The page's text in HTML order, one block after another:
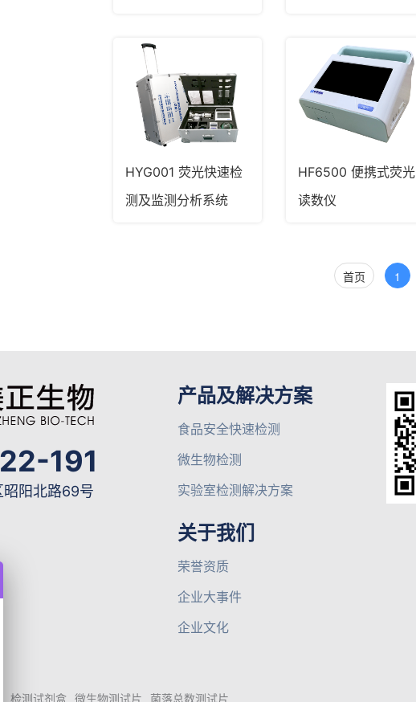
HYG001 荧光快速检
测及监测分析系统
HF6500 便携式荧光
读数仪
首页 1
191
昭阳北路69号
产品及解决方案
食品安全快速检测
微生物检测
实验室检测解决方案
关于我们
荣誉资质
企业大事件
企业文化
检测试剂盒 微生物测试片 菌落总数测试片